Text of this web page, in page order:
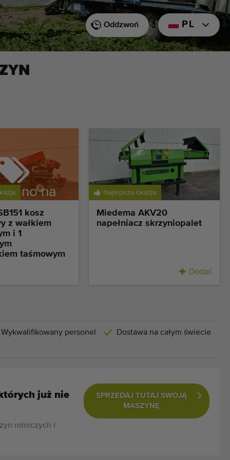
PL
Oddzwoń
na
kosz
z wałkiem
i 1
taśmowym
Najlepsza okazja
Miedema AKV20
napełniacz skrzyniopalet
Dodać
Wykwalifikowany personel
Dostawa na całym świecie
już nie
rolniczych i
SPRZEDAJ TUTAJ SWOJĄ
MASZYNĘ